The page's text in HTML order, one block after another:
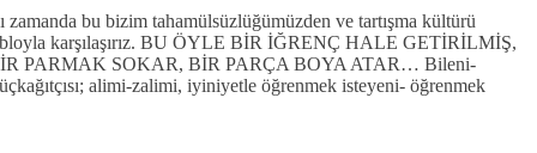
bu bizim tahamülsüzlüğümüzden ve tartışma kültürü
karşılaşırız. BU ÖYLE BİR İĞRENÇ HALE GETİRİLMİŞ,
PARMAK SOKAR, BİR PARÇA BOYA ATAR… Bileni-
alimi-zalimi, iyiniyetle öğrenmek isteyeni- öğrenmek